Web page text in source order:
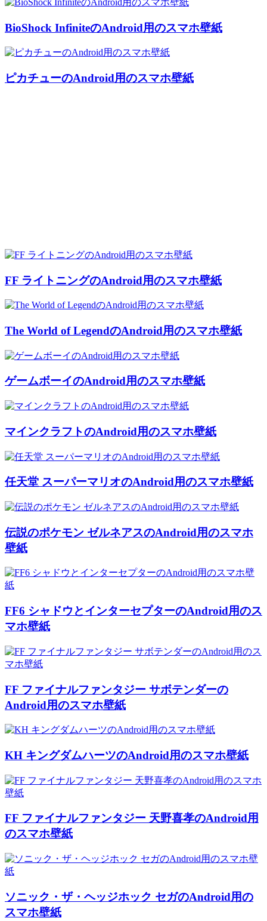
BioShock InfiniteのAndroid用のスマホ壁紙
ピカチューのAndroid用のスマホ壁紙
FF ライトニングのAndroid用のスマホ壁紙
The World of LegendのAndroid用のスマホ壁紙
ゲームボーイのAndroid用のスマホ壁紙
マインクラフトのAndroid用のスマホ壁紙
任天堂 スーパーマリオのAndroid用のスマホ壁紙
伝説のポケモン ゼルネアスのAndroid用のスマホ
壁紙
FF6 シャドウとインターセプターのAndroid用のス
マホ壁紙
FF ファイナルファンタジー サボテンダーの
Android用のスマホ壁紙
KH キングダムハーツのAndroid用のスマホ壁紙
FF ファイナルファンタジー 天野喜孝のAndroid用
のスマホ壁紙
ソニック・ザ・ヘッジホック セガのAndroid用の
スマホ壁紙